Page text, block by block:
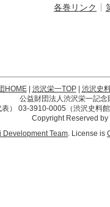
各巻リンク
HOME| 渋沢栄一TOP| 渋沢史
公益財団法人渋沢栄一記
） 03-3910-0005（渋沢史料
Copyright Reserved
Development Team. License is